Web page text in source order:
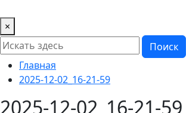
×
Поиск
Главная
2025-12-02_16-21-59
2025-12-02_16-21-59